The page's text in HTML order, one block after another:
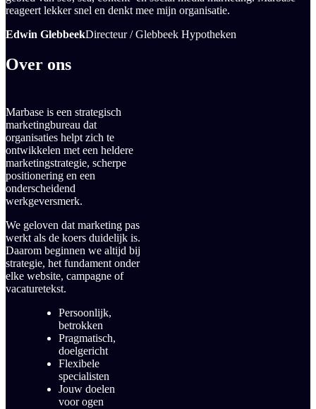
reageert lekker snel en denkt mee mijn organisatie.
Edwin GlebbeekDirecteur / Glebbeek Hypotheken
Over ons
Marbase is een strategisch
marketingbureau dat
organisaties helpt zich te
ontwikkelen met een heldere
marketingstrategie, scherpe
positionering en een
onderscheidend
werkgeversmerk.
We geloven dat marketing pas
werkt als de koers duidelijk is.
Daarom beginnen we altijd bij
strategie, het fundament onder
elke website, campagne of
vacaturetekst.
Persoonlijk,
betrokken
Pragmatisch,
doelgericht
Flexibele
specialisten
Jouw doelen
voor ogen